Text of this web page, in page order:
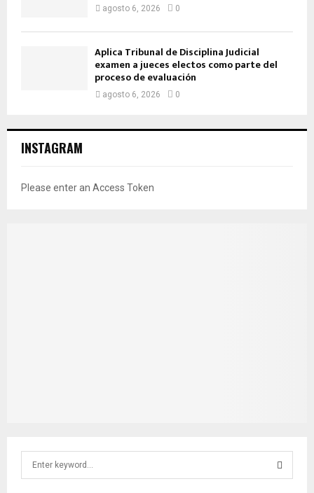
agosto 6, 2026 0
Aplica Tribunal de Disciplina Judicial
examen a jueces electos como parte del
proceso de evaluación
agosto 6, 2026 0
INSTAGRAM
Please enter an Access Token